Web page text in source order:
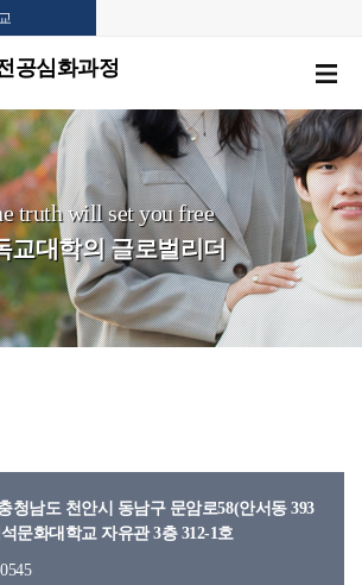
공심화과정
truth will set you free
교대학의 글로벌리더
청남도 천안시 동남구 문암로58(안서동 393
문화대학교 자유관 3층 312-1호